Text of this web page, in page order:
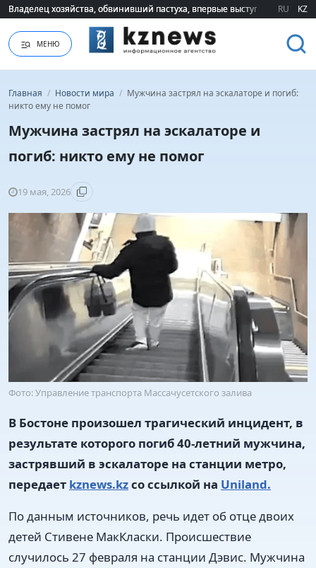
Владелец хозяйства, обвинивший пастуха, впервые выступил
Владелец хозяйства, обвинивший пастуха, впервые выступил RU KZ
МЕНЮ
Главная / Новости мира / Мужчина застрял на эскалаторе и погиб:
никто ему не помог
Мужчина застрял на эскалаторе и
погиб: никто ему не помог
19 мая, 2026
Фото: Управление транспорта Массачусетского залива
В Бостоне произошел трагический инцидент, в
результате которого погиб 40-летний мужчина,
застрявший в эскалаторе на станции метро,
передает kznews.kzсо ссылкой на Uniland.
По данным источников, речь идет об отце двоих
детей Стивене МакКласки. Происшествие
случилось 27 февраля на станции Дэвис. Мужчина